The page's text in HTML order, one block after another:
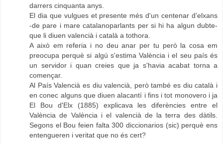
darrers cinquanta anys.
El dia que vulgues et presente més d'un centenar d'elxans
-de pare i mare catalanoparlants per si hi ha algun dubte-
que li diuen valencià i català a tothora.
A això em referia i no deu anar per tu però la cosa em
preocupa perquè si algú s'estima València i el seu país és
un servidor i quan creies que ja s'havia acabat torna a
començar.
Al País Valencià es diu valencià, però també es diu català i
en conec alguns que diuen alacantí i fins i tot monovero i ja
El Bou d'Elx (1885) explicava les diferències entre el
València de València i el valencià de la terra des dàtils.
Segons el Bou feien falta 300 diccionarios (sic) perquè ens
entengueren i veritat que no és cert?